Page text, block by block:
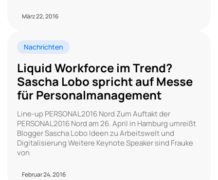
März 22, 2016
Nachrichten
Liquid Workforce im Trend?
Sascha Lobo spricht auf Messe
für Personalmanagement
Line-up PERSONAL2016 Nord Zum Auftakt der
PERSONAL2016 Nord am 26. April in Hamburg umreißt
Blogger Sascha Lobo Ideen zu Arbeitswelt und
Digitalisierung Weitere Keynote Speaker sind Frauke
von
Februar 24, 2016